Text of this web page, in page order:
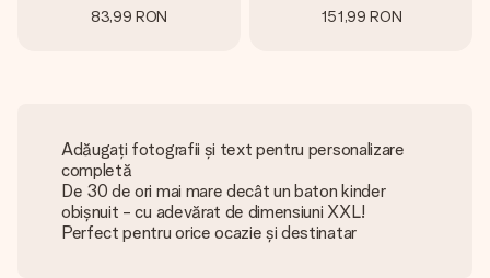
83,99 RON 151,99 RON
Adăugați fotografii și text pentru personalizare
completă
De 30 de ori mai mare decât un baton kinder
obișnuit - cu adevărat de dimensiuni XXL!
Perfect pentru orice ocazie și destinatar